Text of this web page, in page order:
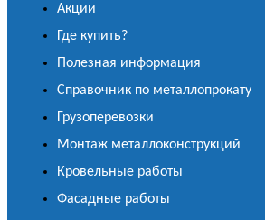
Акции
Где купить?
Полезная информация
Справочник по металлопрокату
Грузоперевозки
Монтаж металлоконструкций
Кровельные работы
Фасадные работы